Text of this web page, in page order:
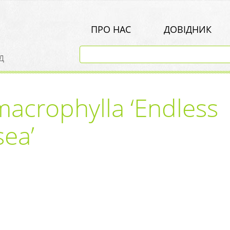
ПРО НАС ДОВІДНИК
‘Endless